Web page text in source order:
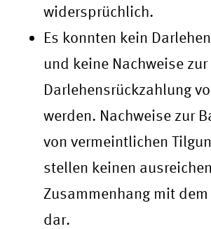
widersprüchlich.
Es konnten kein
und keine Nachweise zur
Darlehensrückzahlung
werden. Nachweise zur
von vermeintlichen
stellen keinen
Zusammenhang mit
dar.